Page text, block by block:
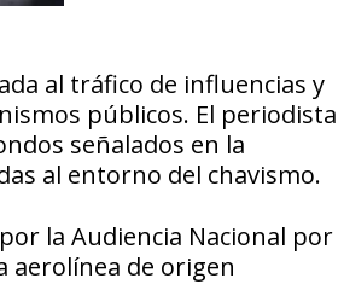
al tráfico de influencias y
públicos. El periodista
señalados en la
al entorno del chavismo.
la Audiencia Nacional por
aerolínea de origen